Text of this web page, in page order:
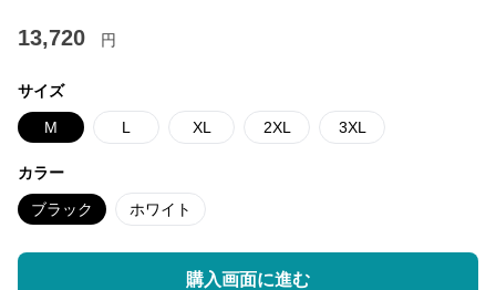
13,720 円
サイズ
M L XL 2XL 3XL
カラー
ブラック ホワイト
購入画面に進む